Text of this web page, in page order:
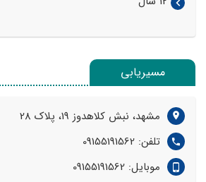
مسیریابی
مشهد، نبش کلاهدوز 19، پلاک 28
تلفن: 09155191562
موبایل: 09155191562